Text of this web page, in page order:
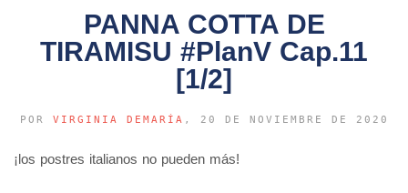
PANNA COTTA DE
TIRAMISU #PlanV Cap.11
[1/2]
POR VIRGINIA DEMARÍA , 20 DE NOVIEMBRE DE 2020
¡los postres italianos no pueden más!